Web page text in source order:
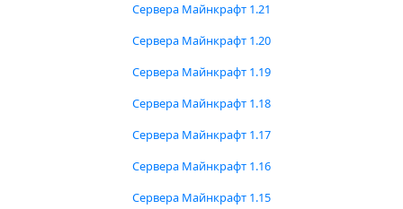
Сервера Майнкрафт 1.21
Сервера Майнкрафт 1.20
Сервера Майнкрафт 1.19
Сервера Майнкрафт 1.18
Сервера Майнкрафт 1.17
Сервера Майнкрафт 1.16
Сервера Майнкрафт 1.15